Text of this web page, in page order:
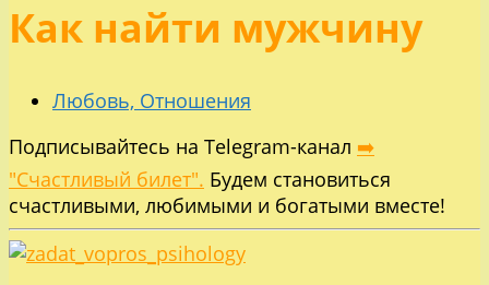
Как найти мужчину
Любовь, Отношения
Подписывайтесь на Telegram-канал ➡️
"Счастливый билет". Будем становиться
счастливыми, любимыми и богатыми вместе!